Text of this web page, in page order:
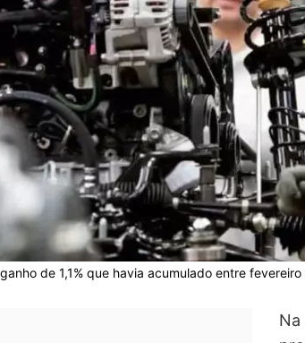
de 1,1% que havia acumulado entre
Na